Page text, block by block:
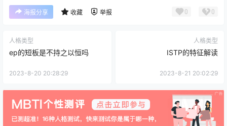
海报分享 收藏 举报 0 0
人格类型
ep的短板是不持之以恒吗
2023-8-20 20:28:29
人格类型
ISTP的特征解读
2023-8-21 20:02:29